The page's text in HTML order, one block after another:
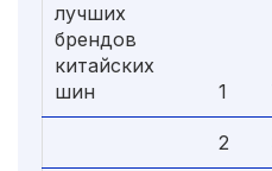
лучших
брендов
китайских
шин
1
2